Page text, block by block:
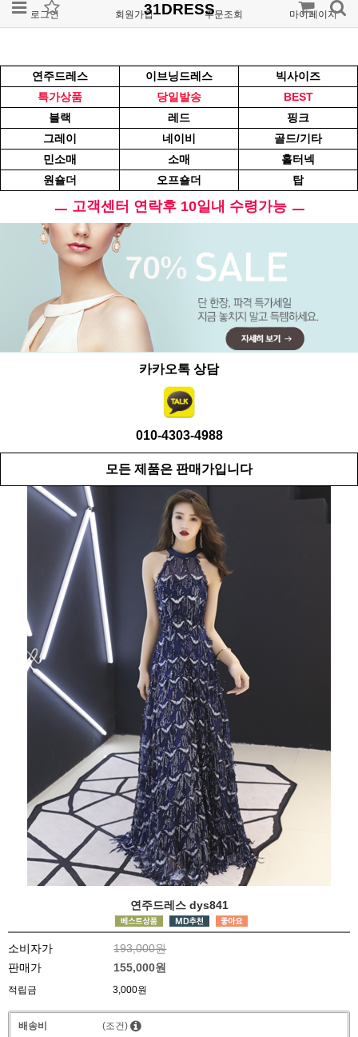
로그인 회원가입 주문조회 마이페이지
31DRESS
연주드레스 이브닝드레스
빅사이즈
특가상품
당일발송
BEST
블랙
레드
핑크
그레이
네이비
골드/기타
민소매
소매
홀터넥
원숄더
오프숄더 탑
ㅡ 고객센터 연락후 10일내 수령가능 ㅡ
카카오톡 상담
010-4303-4988
모든 제품은 판매가입니다
연주드레스 dys841
소비자가
193,000원
판매가
155,000원
적립금 3,000원
배송비
(조건)